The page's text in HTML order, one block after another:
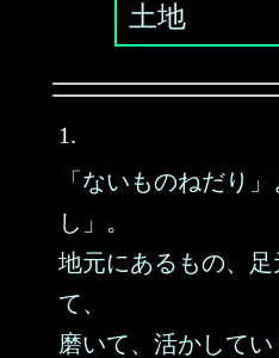
土地
1.
「ないものねだり
し」。
地元にあるもの、
て、
磨いて、活かしてい